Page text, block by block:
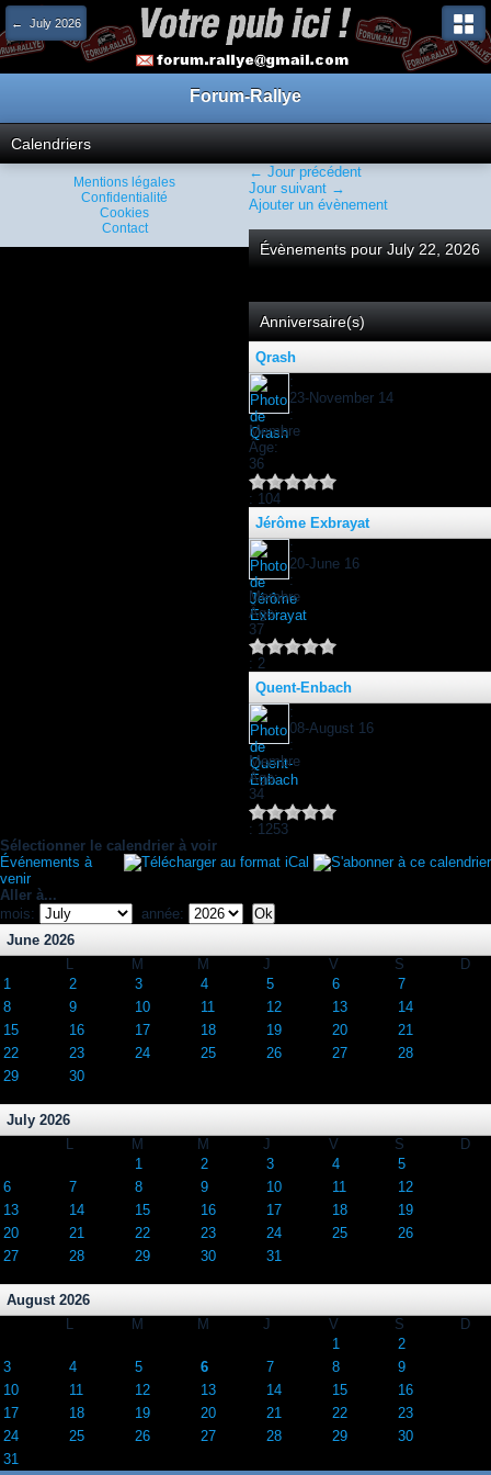
← July 2026
Forum-Rallye
Calendriers
← Jour précédent
Jour suivant →
Ajouter un évènement
Évènements pour July 22, 2026
Anniversaire(s)
Qrash
:
23-November 14
:
Membre
Âge:
36
: 104
Jérôme Exbrayat
:
20-June 16
:
Membre
Âge:
37
: 2
Quent-Enbach
:
08-August 16
:
Membre
Âge:
34
: 1253
Sélectionner le calendrier à voir
Événements à
venir
Aller à...
mois:
année:
June 2026
M M J V S
D
1
2 3 4 5 6
7
8
9 10 11 12 13
14
15
16 17 18 19 20
21
22
23 24 25 26 27
28
29
30
July 2026
M M J V S
D
1
2 3 4
5
6
7 8 9 10 11
12
13
14 15 16 17 18
19
20
21 22 23 24 25
26
27
28 29 30 31
August 2026
M M J V S
D
1
2
3
4 5 6 7 8
9
10
11 12 13 14 15
16
17
18 19 20 21 22
23
24
25 26 27 28 29
30
31
Mentions légales
Confidentialité
Cookies
Contact